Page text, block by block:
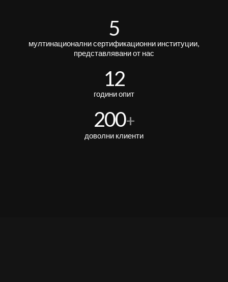
5
мултинационални сертификационни институции,
представлявани от нас
12
години опит
200+
доволни клиенти